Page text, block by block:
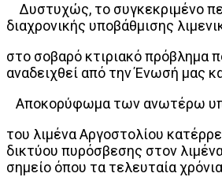
Δυστυχώς, το συγκεκριμένο
διαχρονικής υποβάθμισης
στο σοβαρό κτιριακό πρόβλημα
αναδειχθεί από την Ένωσή μας
Αποκορύφωμα των ανωτέρω
του λιμένα Αργοστολίου
δικτύου πυρόσβεσης στον
σημείο όπου τα τελευταία χρόνια